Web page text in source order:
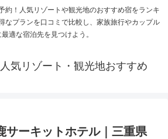
約！人気リゾートや観光地のおすすめ宿をランキ
なプランを口コミで比較し、家族旅行やカップル
適な宿泊先を見つけよう。
気リゾート・観光地おすすめ
サーキットホテル｜三重県